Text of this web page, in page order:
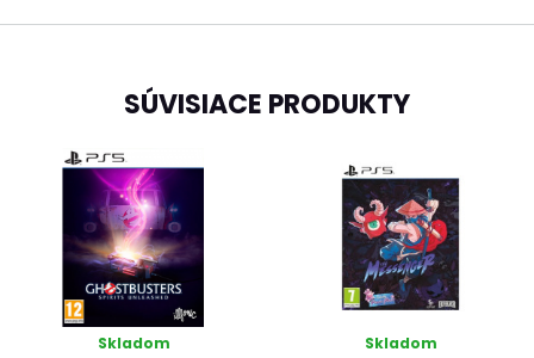
SÚVISIACE PRODUKTY
Skladom
Skladom